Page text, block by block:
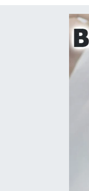
Gayrimenkul